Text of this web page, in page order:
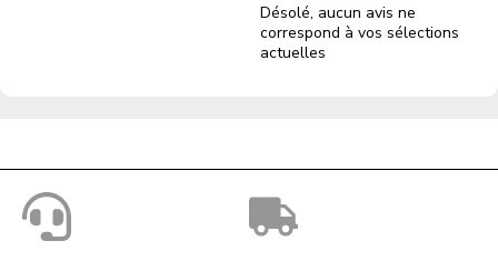
Désolé, aucun avis ne
correspond à vos sélections
actuelles